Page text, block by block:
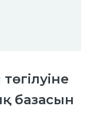
базасын